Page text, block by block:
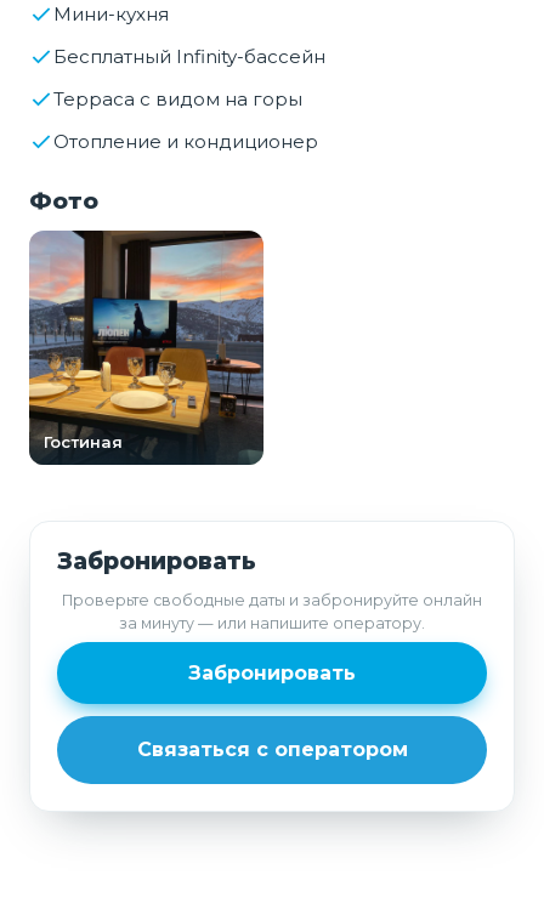
Мини-кухня
Бесплатный Infinity-бассейн
Терраса с видом на горы
Отопление и кондиционер
Фото
Гостиная
Забронировать
Проверьте свободные даты и забронируйте онлайн
за минуту — или напишите оператору.
Забронировать
Связаться с оператором